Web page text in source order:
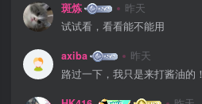
斑炼 昨天
试试看，看看能不能用
axiba 昨天
路过一下，我只是来打酱油的！